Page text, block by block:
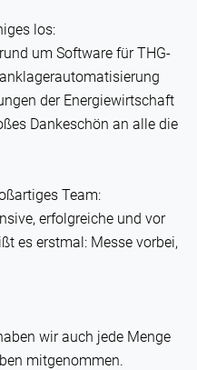
los:
um Software für THG-
der Energiewirtschaft
Dankeschön an alle die
Team:
erfolgreiche und vor
es erstmal: Messe vorbei,
wir auch jede Menge
mitgenommen.